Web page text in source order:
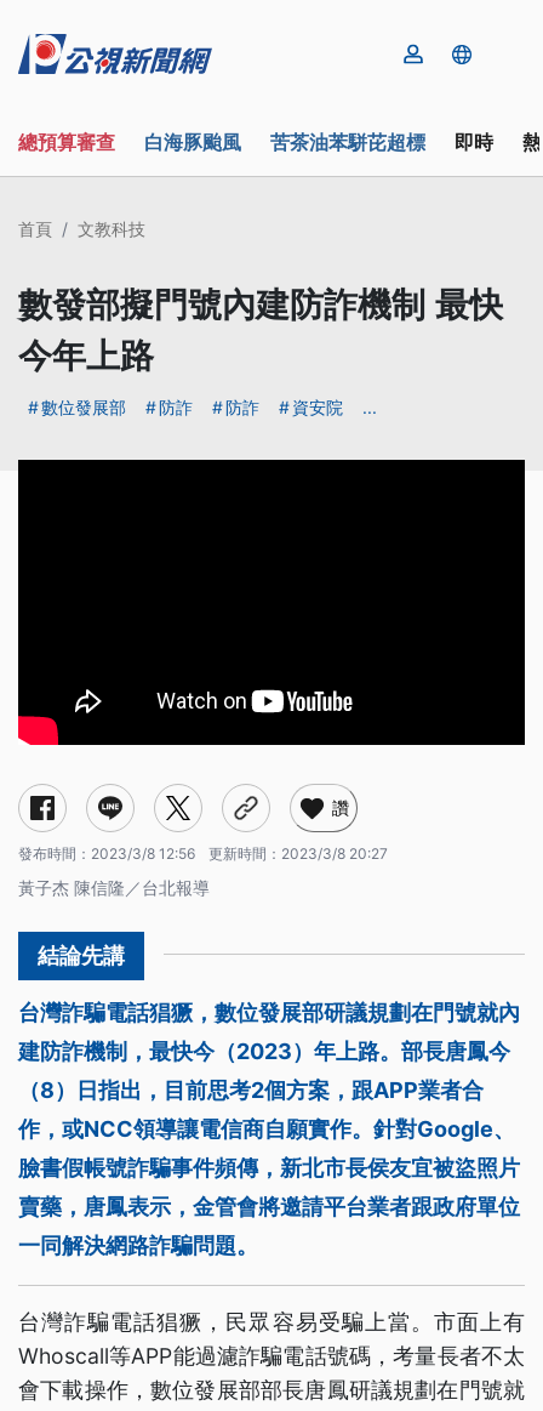
總預算審查 白海豚颱風 苦茶油苯駢芘超標 即時
首頁 文教科技
數發部擬門號內建防詐機制 最快
今年上路
數位發展部 防詐 防詐 資安院 ...
讚
發布時間： 2023/3/8 12:56 更新時間： 2023/3/8 20:27
黃子杰 陳信隆／台北報導
台灣詐騙電話猖獗，數位發展部研議規劃在門號就內
建防詐機制，最快今（2023）年上路。部長唐鳳今
（8）日指出，目前思考2個方案，跟APP業者合
作，或NCC領導讓電信商自願實作。針對Google、
臉書假帳號詐騙事件頻傳，新北市長侯友宜被盜照片
賣藥，唐鳳表示，金管會將邀請平台業者跟政府單位
一同解決網路詐騙問題。
台灣詐騙電話猖獗，民眾容易受騙上當。市面上有
Whoscall等APP能過濾詐騙電話號碼，考量長者不太
會下載操作，數位發展部部長唐鳳研議規劃在門號就